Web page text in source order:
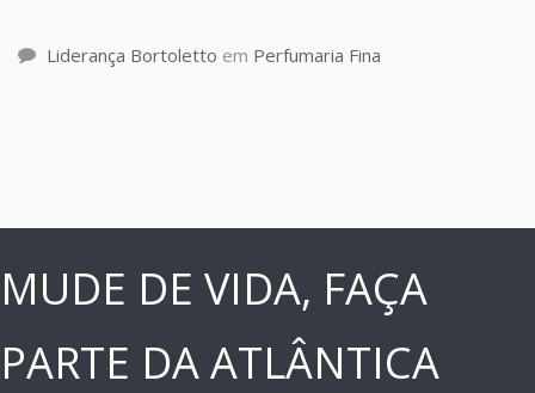
Liderança Bortoletto em Perfumaria Fina
MUDE DE VIDA, FAÇA
PARTE DA ATLÂNTICA